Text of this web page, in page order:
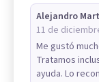
Alejandro
11 de
Me gustó
Tratamos
ayuda. Lo